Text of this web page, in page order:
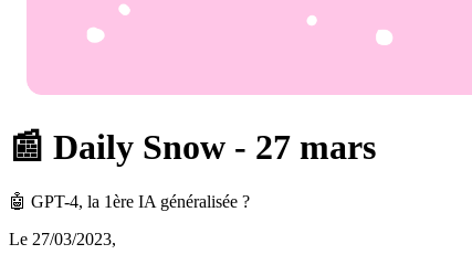
📰 Daily Snow - 27 mars
🤖 GPT-4, la 1ère IA généralisée ?
Le 27/03/2023,